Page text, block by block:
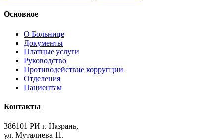
Основное
О Больнице
Документы
Платные услуги
Руководство
Противодействие коррупции
Отделения
Пациентам
Контакты
386101 РИ г. Назрань,
ул. Муталиева 11.